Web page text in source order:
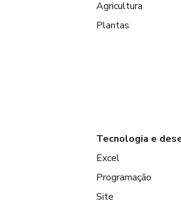
Agricultura
Plantas
Tecnologia e
Excel
Programação
Site